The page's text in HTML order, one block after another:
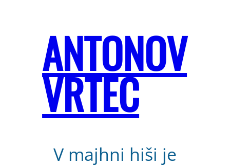
ANTONOV
VRTEC
V majhni hiši je